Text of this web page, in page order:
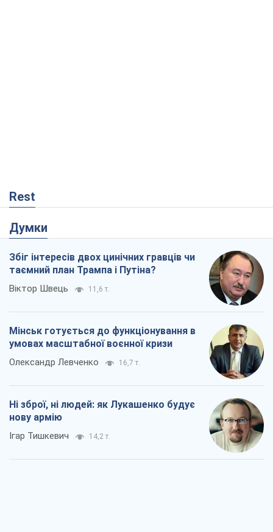
Rest
Думки
Збіг інтересів двох цинічних гравців чи
таємний план Трампа і Путіна?
Віктор Швець 11,6 т.
Мінськ готується до функціонування в
умовах масштабної воєнної кризи
Олександр Левченко 16,7 т.
Ні зброї, ні людей: як Лукашенко будує
нову армію
Ігар Тишкевич 14,2 т.